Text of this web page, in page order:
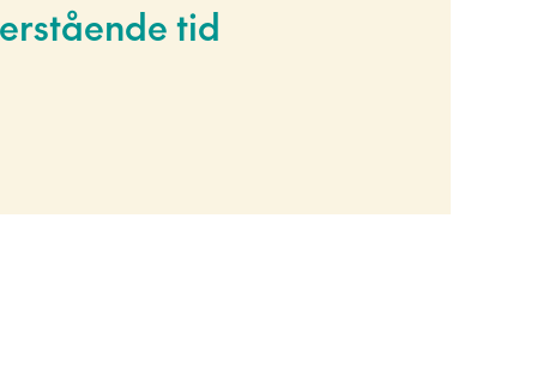
tid